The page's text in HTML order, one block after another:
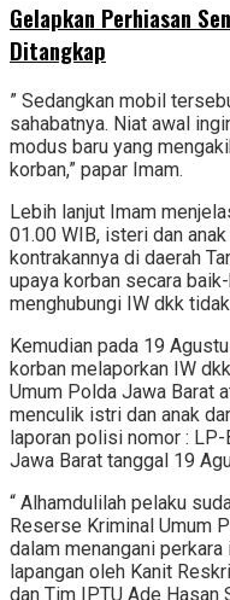
Gelapkan Perhiasan
Ditangkap
” Sedangkan mobil
sahabatnya. Niat awal
modus baru yang
korban,” papar Imam.
Lebih lanjut Imam
01.00 WIB, isteri dan
kontrakannya di daerah
upaya korban secara
menghubungi IW dkk
Kemudian pada 19
korban melaporkan IW
Umum Polda Jawa Barat
menculik istri dan anak
laporan polisi nomor :
Jawa Barat tanggal 19
“ Alhamdulilah pelaku
Reserse Kriminal Umum
dalam menangani
lapangan oleh Kanit
dan Tim IPTU Ade Hasan